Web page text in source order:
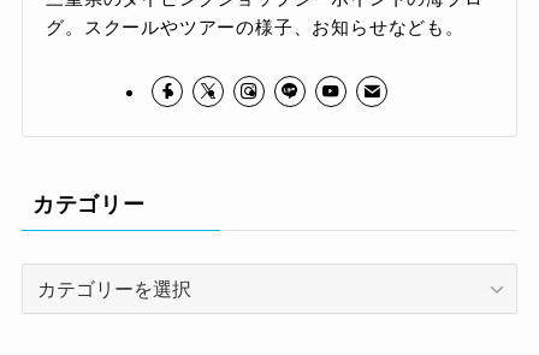
グ。スクールやツアーの様子、お知らせなども。
カテゴリー